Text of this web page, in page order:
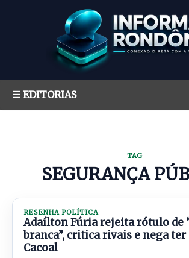
☰ EDITORIAS
TAG
SEGURANÇA
RESENHA POLÍTICA
Adaílton Fúria rejeita rótulo de
branca”, critica rivais e nega ter
Cacoal